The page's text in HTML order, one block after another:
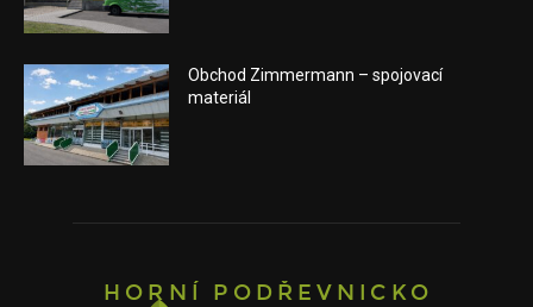
Obchod Zimmermann – spojovací
materiál